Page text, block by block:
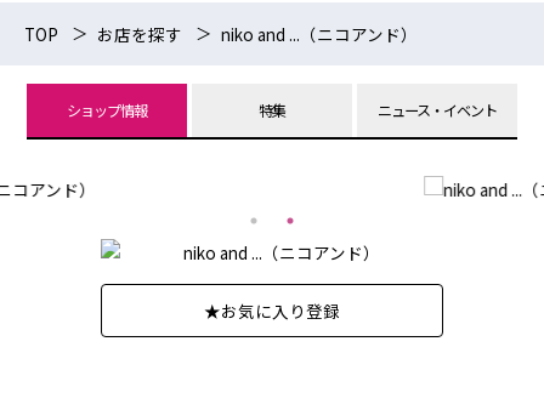
TOP お店を探す niko and ...（ニコアンド）
ショップ情報 特集 ニュース・イベント
★お気に入り登録